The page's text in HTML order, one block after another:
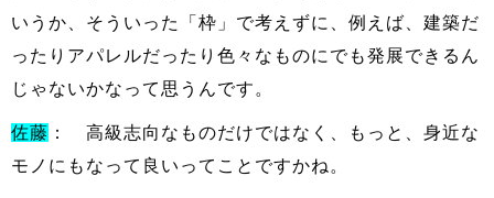
いうか、そういった「枠」で考えずに、例えば、建築だ
ったりアパレルだったり色々なものにでも発展できるん
じゃないかなって思うんです。
佐藤 ： 高級志向なものだけではなく、もっと、身近な
モノにもなって良いってことですかね。